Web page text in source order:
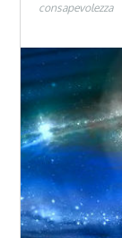
consapevolezza